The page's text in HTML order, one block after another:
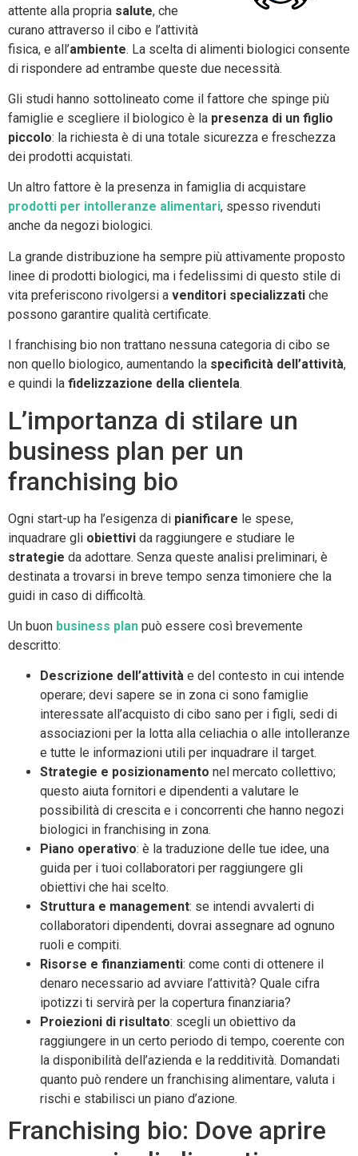
attente alla propria salute, che
curano attraverso il cibo e l’attività
fisica, e all’ambiente. La scelta di alimenti biologici consente
di rispondere ad entrambe queste due necessità.
Gli studi hanno sottolineato come il fattore che spinge più
famiglie e scegliere il biologico è la presenza di un figlio
piccolo: la richiesta è di una totale sicurezza e freschezza
dei prodotti acquistati.
Un altro fattore è la presenza in famiglia di acquistare
prodotti per intolleranze alimentari, spesso rivenduti
anche da negozi biologici.
La grande distribuzione ha sempre più attivamente proposto
linee di prodotti biologici, ma i fedelissimi di questo stile di
vita preferiscono rivolgersi a venditori specializzati che
possono garantire qualità certificate.
I franchising bio non trattano nessuna categoria di cibo se
non quello biologico, aumentando la specificità dell’attività,
e quindi la fidelizzazione della clientela.
L’importanza di stilare un
business plan per un
franchising bio
Ogni start-up ha l’esigenza di pianificare le spese,
inquadrare gli obiettivi da raggiungere e studiare le
strategie da adottare. Senza queste analisi preliminari, è
destinata a trovarsi in breve tempo senza timoniere che la
guidi in caso di difficoltà.
Un buon business plan può essere così brevemente
descritto:
Descrizione dell’attività e del contesto in cui intende
operare; devi sapere se in zona ci sono famiglie
interessate all’acquisto di cibo sano per i figli, sedi di
associazioni per la lotta alla celiachia o alle intolleranze
e tutte le informazioni utili per inquadrare il target.
Strategie e posizionamento nel mercato collettivo;
questo aiuta fornitori e dipendenti a valutare le
possibilità di crescita e i concorrenti che hanno negozi
biologici in franchising in zona.
Piano operativo: è la traduzione delle tue idee, una
guida per i tuoi collaboratori per raggiungere gli
obiettivi che hai scelto.
Struttura e management: se intendi avvalerti di
collaboratori dipendenti, dovrai assegnare ad ognuno
ruoli e compiti.
Risorse e finanziamenti: come conti di ottenere il
denaro necessario ad avviare l’attività? Quale cifra
ipotizzi ti servirà per la copertura finanziaria?
Proiezioni di risultato: scegli un obiettivo da
raggiungere in un certo periodo di tempo, coerente con
la disponibilità dell’azienda e la redditività. Domandati
quanto può rendere un franchising alimentare, valuta i
rischi e stabilisci un piano d’azione.
Franchising bio: Dove aprire